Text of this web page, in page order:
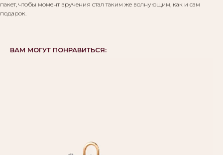
пакет, чтобы момент вручения стал таким же волнующим, как и сам
подарок.
ВАМ МОГУТ ПОНРАВИТЬСЯ: